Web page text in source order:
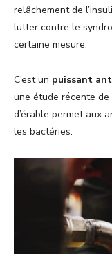
relâchement de
lutter contre le
certaine mesure.
C’est un puissant
une étude récente de
d’érable permet aux
les bactéries.